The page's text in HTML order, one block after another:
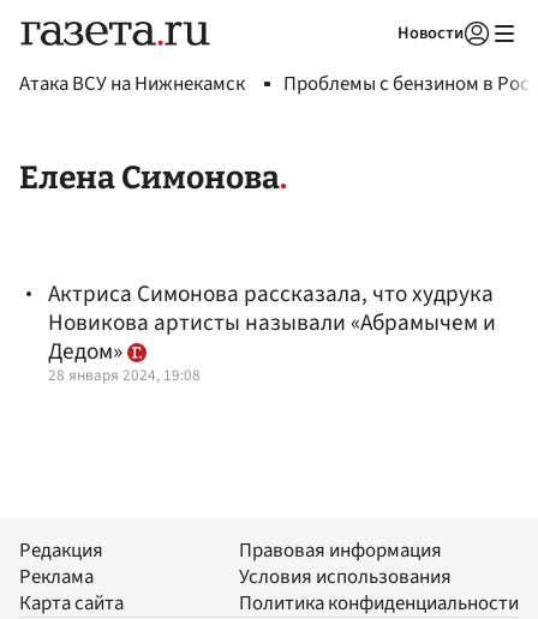
Новости
Атака ВСУ на Нижнекамск Проблемы с бензином в
Елена Симонова
Актриса Симонова рассказала, что худрука
Новикова артисты называли «Абрамычем и
Дедом»
28 января 2024, 19:08
Редакция
Реклама
Карта сайта
Правовая информация
Условия использования
Политика конфиденциальности